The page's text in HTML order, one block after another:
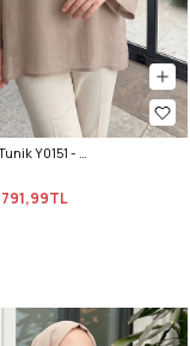
Şal Detaylı Tunik Y0151 - VİZON
791,99TL